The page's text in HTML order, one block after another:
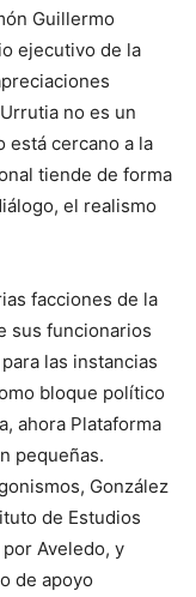
Guillermo
ejecutivo de la
no es un
está cercano a la
tiende de forma
el realismo
facciones de la
sus funcionarios
las instancias
bloque político
ahora Plataforma
pequeñas.
González
de Estudios
Aveledo, y
de apoyo